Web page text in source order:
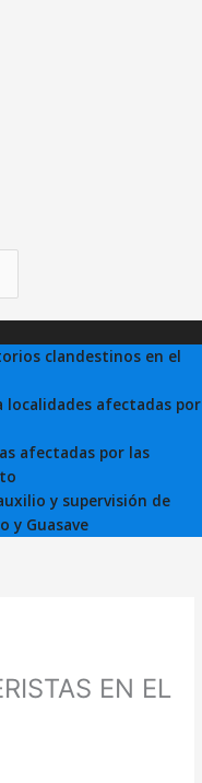
clandestinos en el
localidades afectadas por
afectadas por las
y supervisión de
y Guasave
EN EL